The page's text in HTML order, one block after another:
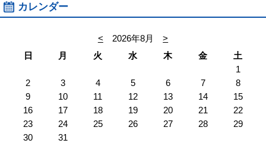
カレンダー
< 2026年8月
>
日
月 火 水 木 金
土
1
2
3 4 5 6 7
8
9
10 11 12 13 14
15
16
17 18 19 20 21
22
23
24 25 26 27 28
29
30
31